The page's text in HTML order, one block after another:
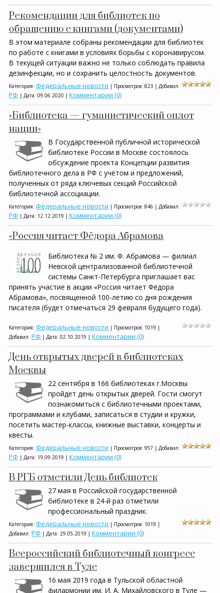
Рекомендации для библиотек по
обращению с книгами (документами)
В этом материале собраны рекомендации для библиотек
по работе с книгами в условиях борьбы с коронавирусом.
В текущей ситуации важно не только соблюдать правила
дезинфекции, но и сохранить целостность документов.
Категория: Федеральные новости | Просмотров: 823 | Добавил:
РФ | Дата: 09.06.2020 | Комментарии (0)
«Библиотека — гуманистический оплот
нации»
В Государственной публичной исторической
библиотеке России в Москве состоялось
обсуждение проекта Концепции развития
библиотечного дела в РФ с учётом и предложений,
полученных от ряда ключевых секций Российской
библиотечной ассоциации.
Категория: Федеральные новости | Просмотров: 846 | Добавил:
РФ | Дата: 12.12.2019 | Комментарии (0)
«Россия читает Фёдора Абрамова
Библиотека № 2 им. Ф. Абрамова — филиал
Невской централизованной библиотечной
системы Санкт-Петербурга приглашает вас
принять участие в акции «Россия читает Фёдора
Абрамова», посвященной 100-летию со дня рождения
писателя (будет отмечаться 29 февраля будущего года).
Категория: Федеральные новости | Просмотров: 1019 |
Добавил: РФ | Дата: 02.10.2019 | Комментарии (0)
День открытых дверей в библиотеках
Москвы
22 сентября в 166 библиотеках г.Москвы
пройдет день открытых дверей. Гости смогут
познакомиться с библиотечными проектами,
программами и клубами, записаться в студии и кружки,
посетить мастер-классы, книжные выставки, концерты и
квесты.
Категория: Федеральные новости | Просмотров: 957 | Добавил:
РФ | Дата: 19.09.2019 | Комментарии (0)
В РГБ отметили День библиотек
27 мая в Российской государственной
библиотеке в 24-й раз отметили
профессиональный праздник.
Категория: Федеральные новости | Просмотров: 1019 |
Добавил: РФ | Дата: 29.05.2019 | Комментарии (0)
Всероссийский библиотечный конгресс
завершился в Туле
16 мая 2019 года в Тульской областной
филармонии им. И. А. Михайловского в Туле —